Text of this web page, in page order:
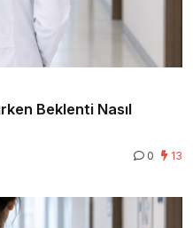
Beklenti Nasıl
0 13